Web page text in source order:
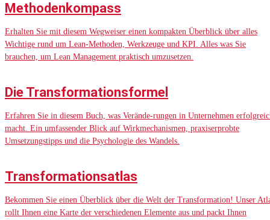
Methodenkompass
Erhalten Sie mit diesem Wegweiser einen kompakten Überblick über alles
Wichtige rund um Lean-Methoden, Werkzeuge und KPI. Alles was Sie
brauchen, um Lean Management praktisch umzusetzen.
Die Transformationsformel
Erfahren Sie in diesem Buch, was Verände-rungen in Unternehmen
macht. Ein umfassender Blick auf Wirkmechanismen, praxiserprobte
Umsetzungstipps und die Psychologie des Wandels.
Transformationsatlas
Bekommen Sie einen Überblick über die Welt der Transformation! Unser
rollt Ihnen eine Karte der verschiedenen Elemente aus und packt Ihnen